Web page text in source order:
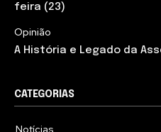
feira (23)
Opinião
A História e Legado da
CATEGORIAS
Notícias